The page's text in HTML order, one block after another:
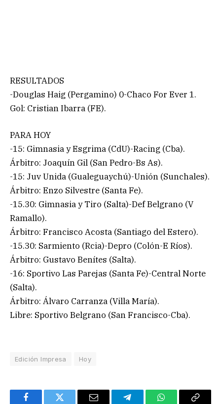
RESULTADOS
-Douglas Haig (Pergamino) 0-Chaco For Ever 1.
Gol: Cristian Ibarra (FE).
PARA HOY
-15: Gimnasia y Esgrima (CdU)-Racing (Cba).
Árbitro: Joaquín Gil (San Pedro-Bs As).
-15: Juv Unida (Gualeguaychú)-Unión (Sunchales).
Árbitro: Enzo Silvestre (Santa Fe).
-15.30: Gimnasia y Tiro (Salta)-Def Belgrano (V
Ramallo).
Árbitro: Francisco Acosta (Santiago del Estero).
-15.30: Sarmiento (Rcia)-Depro (Colón-E Ríos).
Árbitro: Gustavo Benítes (Salta).
-16: Sportivo Las Parejas (Santa Fe)-Central Norte
(Salta).
Árbitro: Álvaro Carranza (Villa María).
Libre: Sportivo Belgrano (San Francisco-Cba).
Edición Impresa Hoy